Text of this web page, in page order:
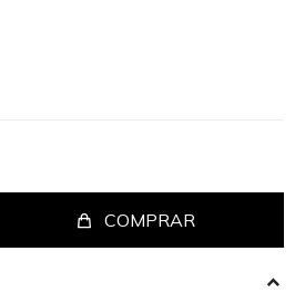
COMPRAR